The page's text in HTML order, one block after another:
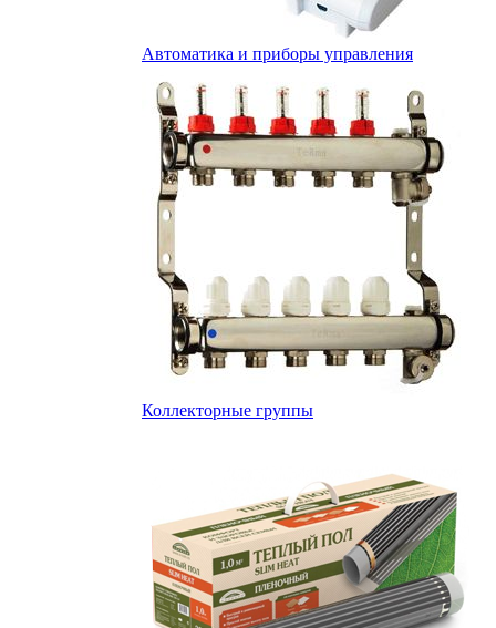
Автоматика и приборы управления
Коллекторные группы